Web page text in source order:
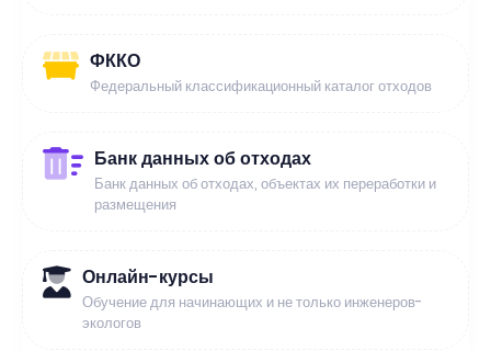
ФККО
Федеральный классификационный каталог отходов
Банк данных об отходах
Банк данных об отходах, объектах их переработки и
размещения
Онлайн-курсы
Обучение для начинающих и не только инженеров-
экологов